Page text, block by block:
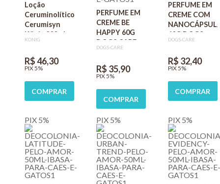
Loção
Ceruminolítico
Cerumisyn
König 200ml
KONIG
R$ 46,30
PIX 5%
COMPRAR
PERFUME EM
CREME BE
HAPPY 60G
DOGS CARE
PARA CÃES E
DOGS-CARE
R$ 35,90
PIX 5%
COMPRAR
PERFUME EM
CREME COM
60G DOGS
CARE PARA
DOGS-CARE
R$ 32,40
PIX 5%
COMPRAR
PIX 5% PIX 5% PIX 5%